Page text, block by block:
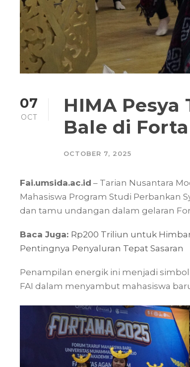
07
OCT
HIMA
Bale di
OCTOBER 7, 2025
Fai.umsida.ac.id – Tarian Nusantara
Mahasiswa Program Studi Perbankan
dan tamu undangan dalam gelaran
Baca Juga: Rp200 Triliun untuk
Pentingnya Penyaluran Tepat Sasaran
Penampilan energik ini menjadi
FAI dalam menyambut mahasiswa